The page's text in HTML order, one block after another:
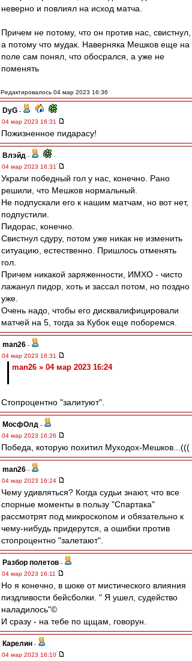
неверно и повлиял на исход матча.
Причем не потому, что он против нас, свистнул,
а потому что мудак. Наверняка Мешков еще на
поле сам понял, что обосрался, а уже не
поменять
Редактировалось 04 мар 2023 16:36
DyG -
04 мар 2023 16:31
Пожизненное пидарасу!
Влэйд -
04 мар 2023 16:31
Украли победный гол у нас, конечно. Рано
решили, что Мешков нормальный.
Не подпускали его к нашим матчам, но вот нет,
подпустили.
Пидорас, конечно.
Свистнул сдуру, потом уже никак не изменить
ситуацию, естественно. Пришлось отменять
гол.
Причем никакой заряженности, ИМХО - чисто
лажанул пидор, хоть и зассал потом, но поздно
уже.
Очень надо, чтобы его дисквалифицировали
матчей на 5, тогда за Кубок еще поборемся.
man26 -
04 мар 2023 16:31
man26 » 04 мар 2023 16:24
Стопроцентно "залитуют".
МосфОлд -
04 мар 2023 16:26
Победа, которую похитил Муходох-Мешков...(((
man26 -
04 мар 2023 16:24
Чему удивляться? Когда судьи знают, что все
спорные моменты в пользу "Спартака"
рассмотрят под микроскопом и обязательно к
чему-нибудь придерутся, а ошибки против
стопроцентно "залетают".
Разбор полетов -
04 мар 2023 16:11
Но я конечно, в шоке от мистического влияния
пиздливости бейсболки. " Я ушел, судейство
наладилось"©
И сразу - на тебе по щщам, говорун.
Карелин -
04 мар 2023 16:10